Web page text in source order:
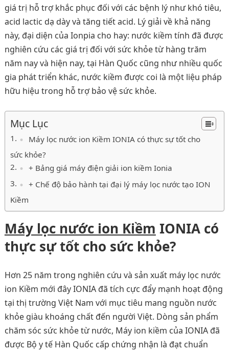
giá trị hỗ trợ khắc phục đối với các bệnh lý như khó tiêu,
acid lactic dạ dày và tăng tiết acid. Lý giải về khả năng
này, đại diện của Ionpia cho hay: nước kiềm tính đã được
nghiên cứu các giá trị đối với sức khỏe từ hàng trăm
năm nay và hiện nay, tại Hàn Quốc cũng như nhiều quốc
gia phát triển khác, nước kiềm được coi là một liệu pháp
hữu hiệu trong hỗ trợ bảo vệ sức khỏe.
Mục Lục
Máy lọc nước ion Kiềm IONIA có thực sự tốt cho
sức khỏe?
+ Bảng giá máy điện giải ion kiềm Ionia
+ Chế độ bảo hành tại đại lý máy lọc nước tạo ION
Kiềm
Máy lọc nước ion Kiềm IONIA có
thực sự tốt cho sức khỏe?
Hơn 25 năm trong nghiên cứu và sản xuất máy lọc nước
ion Kiềm mới đây IONIA đã tích cực đẩy mạnh hoạt động
tại thị trường Việt Nam với mục tiêu mang nguồn nước
khỏe giàu khoáng chất đến người Việt. Dòng sản phẩm
chăm sóc sức khỏe từ nước, Máy ion kiềm của IONIA đã
được Bộ y tế Hàn Quốc cấp chứng nhận là đạt chuẩn